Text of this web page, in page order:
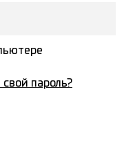
пароль?